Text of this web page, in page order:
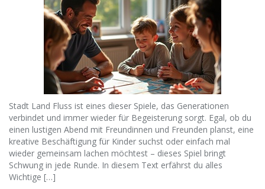
Stadt Land Fluss ist eines dieser Spiele, das Generationen
verbindet und immer wieder für Begeisterung sorgt. Egal, ob du
einen lustigen Abend mit Freundinnen und Freunden planst, eine
kreative Beschäftigung für Kinder suchst oder einfach mal
wieder gemeinsam lachen möchtest – dieses Spiel bringt
Schwung in jede Runde. In diesem Text erfährst du alles
Wichtige […]